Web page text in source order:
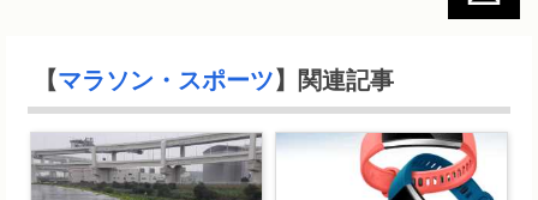
【マラソン・スポーツ】関連記事